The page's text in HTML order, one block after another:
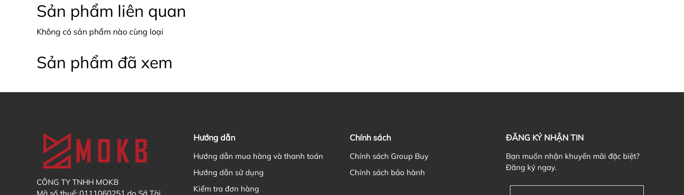
Sản phẩm liên quan
Không có sản phẩm nào cùng loại
Sản phẩm đã xem
CÔNG TY TNHH MOKB
Hướng dẫn
Hướng dẫn mua hàng và thanh toán
Hướng dẫn sử dụng
Kiểm tra đơn hàng
Chính sách
Chính sách Group Buy
Chính sách bảo hành
ĐĂNG KÝ NHẬN TIN
Bạn muốn nhận khuyến mãi đặc biệt?
Đăng ký ngay.